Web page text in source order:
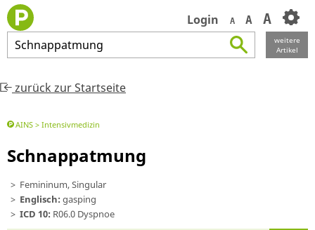
Login A A A
Schnappatmung
weitere
Artikel
zurück zur Startseite
AINS Intensivmedizin
Schnappatmung
Femininum, Singular
Englisch: gasping
ICD 10: R06.0 Dyspnoe